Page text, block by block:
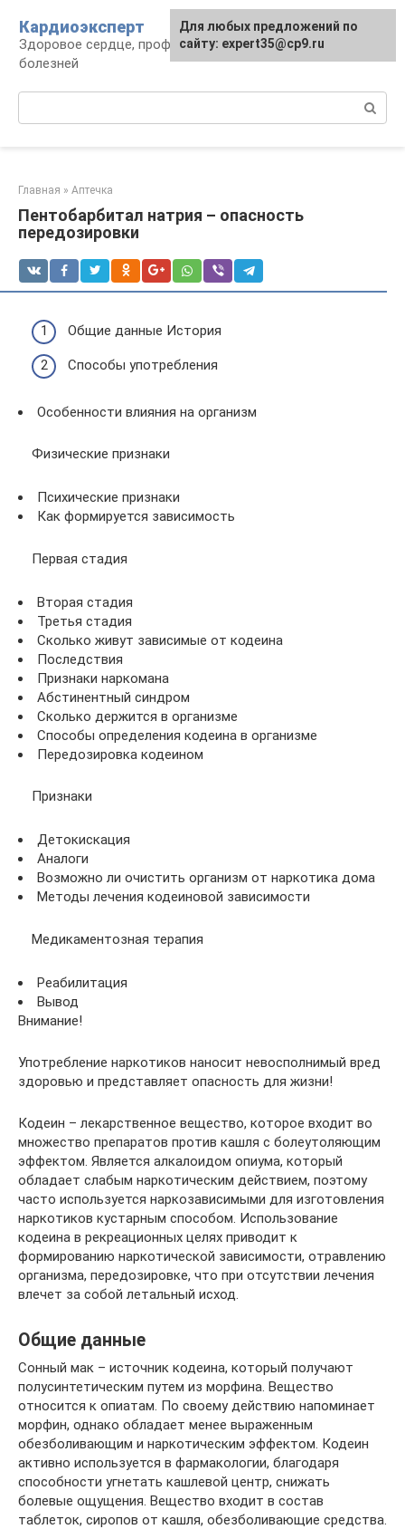
контенту
Кардиоэксперт
Здоровое сердце, профилактика и лечение
болезней
Главная » Аптечка
Пентобарбитал натрия – опасность
передозировки
Общие данные История
Способы употребления
Особенности влияния на организм
Физические признаки
Психические признаки
Как формируется зависимость
Первая стадия
Вторая стадия
Третья стадия
Сколько живут зависимые от кодеина
Последствия
Признаки наркомана
Абстинентный синдром
Сколько держится в организме
Способы определения кодеина в организме
Передозировка кодеином
Признаки
Детокискация
Аналоги
Возможно ли очистить организм от наркотика дома
Методы лечения кодеиновой зависимости
Медикаментозная терапия
Реабилитация
Вывод
Внимание!
Употребление наркотиков наносит невосполнимый вред
здоровью и представляет опасность для жизни!
Кодеин – лекарственное вещество, которое входит во
множество препаратов против кашля с болеутоляющим
эффектом. Является алкалоидом опиума, который
обладает слабым наркотическим действием, поэтому
часто используется наркозависимыми для изготовления
наркотиков кустарным способом. Использование
кодеина в рекреационных целях приводит к
формированию наркотической зависимости, отравлению
организма, передозировке, что при отсутствии лечения
влечет за собой летальный исход.
Общие данные
Сонный мак – источник кодеина, который получают
полусинтетическим путем из морфина. Вещество
относится к опиатам. По своему действию напоминает
морфин, однако обладает менее выраженным
обезболивающим и наркотическим эффектом. Кодеин
активно используется в фармакологии, благодаря
способности угнетать кашлевой центр, снижать
болевые ощущения. Вещество входит в состав
таблеток, сиропов от кашля, обезболивающие средства.
Для любых предложений по
сайту: expert35@cp9.ru